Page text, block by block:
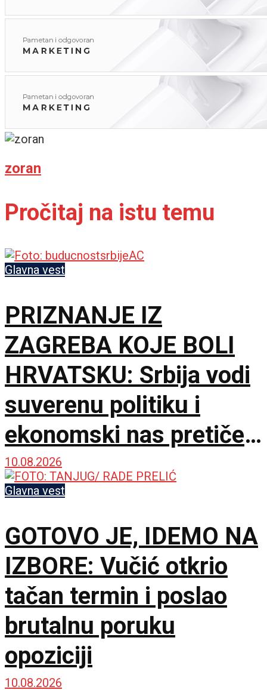
zoran
Pročitaj na istu temu
Glavna vest
PRIZNANJE IZ
ZAGREBA KOJE BOLI
HRVATSKU: Srbija vodi
suverenu politiku i
ekonomski nas pretiče
zauvek
10.08.2026
Glavna vest
GOTOVO JE, IDEMO NA
IZBORE: Vučić otkrio
tačan termin i poslao
brutalnu poruku
opoziciji
10.08.2026